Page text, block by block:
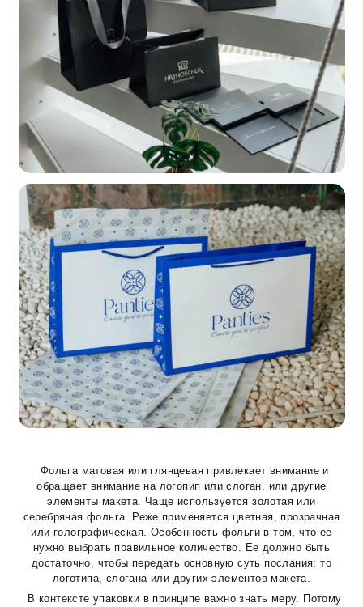
Фольга матовая или глянцевая привлекает внимание и
обращает внимание на логопип или слоган, или другие
элементы макета. Чаще используется золотая или
серебряная фольга. Реже применяется цветная, прозрачная
или голографическая. Особенность фольги в том, что ее
нужно выбрать правильное количество. Ее должно быть
достаточно, чтобы передать основную суть послания: то
логотипа, слогана или других элементов макета.
В контексте упаковки в принципе важно знать меру. Потому